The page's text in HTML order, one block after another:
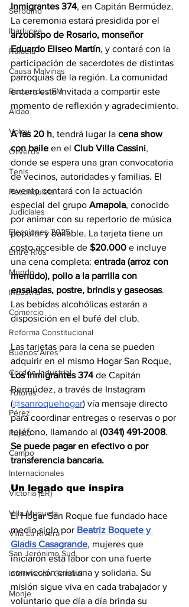
Serodino
Ibarlucea
Rafaela
Causa Malvinas
Recuerdos FM
Aldao
Voley
Oliveros
Tenis
Reconquista
Judiciales
Elecciones 2025
Entre Ríos
Mundo
Industria
Comercio
Reforma Constitucional
Buenos Aires
Cordón Industrial
Totoras
Pérez
Pujato
Campo
Internacionales
Victoria (ER)
Villa Mugueta
Villa La Rivera
San Jerónimo Sud
Información General
Monje
Inmigrantes 374, en Capitán Bermúdez.
La ceremonia estará presidida por el
arzobispo de Rosario, monseñor
Eduardo Eliseo Martín, y contará con la
participación de sacerdotes de distintas
parroquias de la región. La comunidad
entera está invitada a compartir este
momento de reflexión y agradecimiento.
A las 20 h, tendrá lugar la cena show
con baile en el Club Villa Cassini,
donde se espera una gran convocatoria
de vecinos, autoridades y familias. El
evento contará con la actuación
especial del grupo Amapola, conocido
por animar con su repertorio de música
popular y bailable. La tarjeta tiene un
costo accesible de $20.000 e incluye
una cena completa: entrada (arroz con
menudo), pollo a la parrilla con
ensaladas, postre, brindis y gaseosas.
Las bebidas alcohólicas estarán a
disposición en el bufé del club.
Las tarjetas para la cena se pueden
adquirir en el mismo Hogar San Roque,
Los Inmigrantes 374 de Capitán
Bermúdez, a través de Instagram
(@sanroquehogar) vía mensaje directo
para coordinar entregas o reservas o por
teléfono, llamando al (0341) 491-2008.
Se puede pagar en efectivo o por
transferencia bancaria.
Un legado que inspira
El Hogar San Roque fue fundado hace
medio siglo por Beatriz Boquete y
Gladis Casagrande, mujeres que
iniciaron esta labor con una fuerte
convicción cristiana y solidaria. Su
misión sigue viva en cada trabajador y
voluntario que día a día brinda su